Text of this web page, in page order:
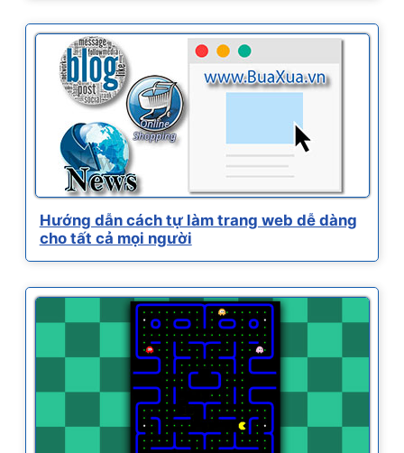
Hướng dẫn cách tự làm trang web dễ dàng
cho tất cả mọi người